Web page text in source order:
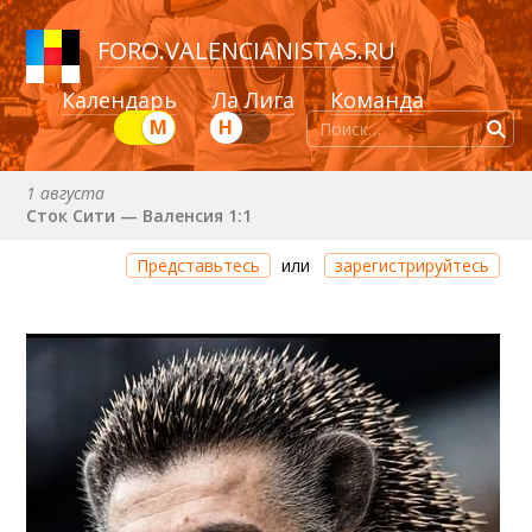
FORO.VALENCIANISTAS.RU
Календарь Ла Лига Команда
Н
М
1 августа
Сток Сити — Валенсия 1:1
8 августа (сб) в 21:00 (исп)
Валенсия — Ньюкасл
22 августа (сб) в 19:30 (исп)
Валенсия — Сельта
25 августа (вт) в 21:00 (исп)
Валенсия — Бетис
30 августа (вс) в 19:30 (исп)
Депортиво — Валенсия
Представьтесь или зарегистрируйтесь